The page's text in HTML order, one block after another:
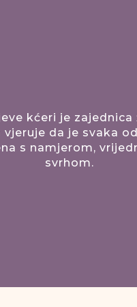
kćeri je zajednica
vjeruje da je svaka
s namjerom,
svrhom.